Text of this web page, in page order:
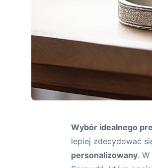
Wybór idealnego
lepiej zdecydować
personalizowany.